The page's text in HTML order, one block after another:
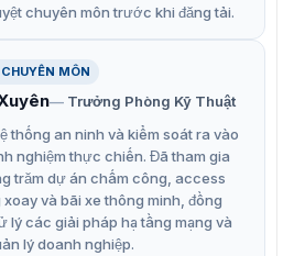
thẻ từ: Tăng cường bảo mật và
việc ghi nhận thời gian chấm
nhận diện vân tay nhanh trong
giây.
chuyên môn trước khi đăng tải.
MÔN
Trưởng Phòng Kỹ Thuật
thống an ninh và kiểm soát ra vào
nghiệm thực chiến. Đã tham gia
trăm dự án chấm công, access
và bãi xe thông minh, đồng
lý các giải pháp hạ tầng mạng và
lý doanh nghiệp.